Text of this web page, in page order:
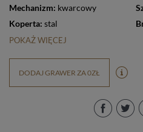
Mechanizm: kwarcowy
Koperta: stal
POKAŻ WIĘCEJ
DODAJ GRAWER ZA 0ZŁ